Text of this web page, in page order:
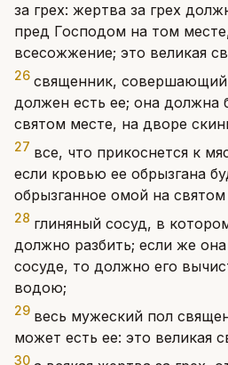
за грех: жертва за грех
пред Господом на том
всесожжение; это великая
26 священник, совершающий
должен есть ее; она должна
святом месте, на дворе
27 все, что прикоснется к
если кровью ее обрызгана
обрызганное омой на святом
28 глиняный сосуд, в
должно разбить; если же
сосуде, то должно его
водою;
29 весь мужеский пол
может есть ее: это великая
30